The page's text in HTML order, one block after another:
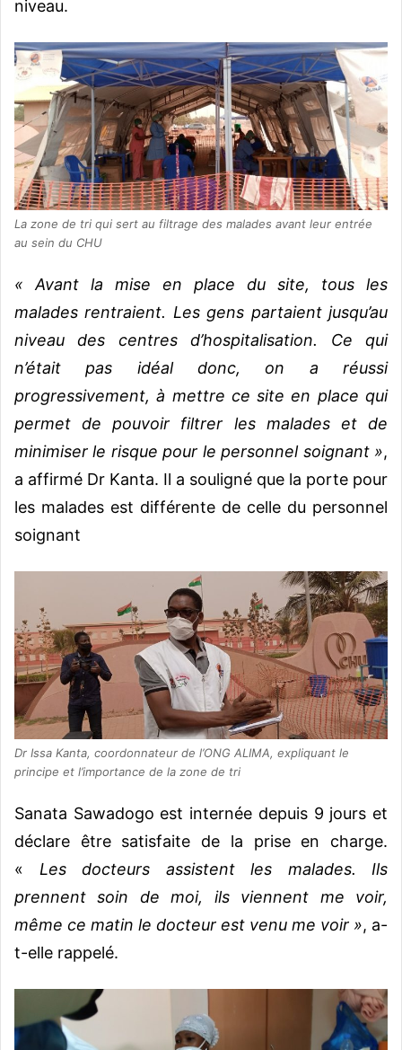
niveau.
La zone de tri qui sert au filtrage des malades avant leur entrée
au sein du CHU
« Avant la mise en place du site, tous les
malades rentraient. Les gens partaient jusqu’au
niveau des centres d’hospitalisation. Ce qui
n’était pas idéal donc, on a réussi
progressivement, à mettre ce site en place qui
permet de pouvoir filtrer les malades et de
minimiser le risque pour le personnel soignant »,
a affirmé Dr Kanta. Il a souligné que la porte pour
les malades est différente de celle du personnel
soignant
Dr Issa Kanta, coordonnateur de l’ONG ALIMA, expliquant le
principe et l’importance de la zone de tri
Sanata Sawadogo est internée depuis 9 jours et
déclare être satisfaite de la prise en charge.
« Les docteurs assistent les malades. Ils
prennent soin de moi, ils viennent me voir,
même ce matin le docteur est venu me voir », a-
t-elle rappelé.